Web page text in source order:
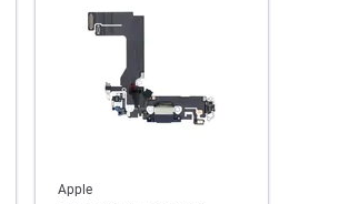
Apple